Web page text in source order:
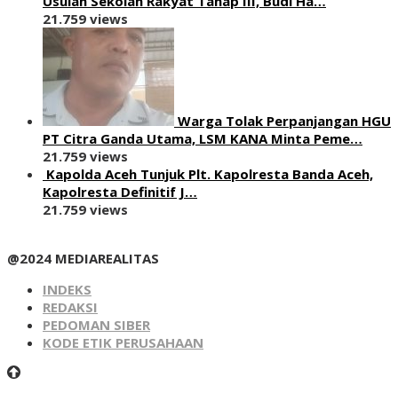
21.759 views
Warga Tolak Perpanjangan HGU
PT Citra Ganda Utama, LSM KANA Minta Peme…
21.759 views
Kapolda Aceh Tunjuk Plt. Kapolresta Banda Aceh,
Kapolresta Definitif J…
21.759 views
@2024 MEDIAREALITAS
INDEKS
REDAKSI
PEDOMAN SIBER
KODE ETIK PERUSAHAAN